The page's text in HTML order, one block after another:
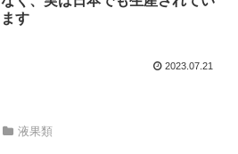
ます
2023.07.21
液果類